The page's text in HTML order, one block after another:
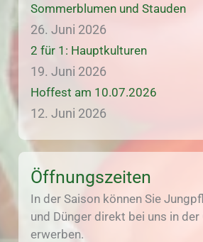
Sommerblumen und Stauden
26. Juni 2026
2 für 1: Hauptkulturen
19. Juni 2026
Hoffest am 10.07.2026
12. Juni 2026
Öffnungszeiten
In der Saison können Sie
und Dünger direkt bei uns in der
erwerben.